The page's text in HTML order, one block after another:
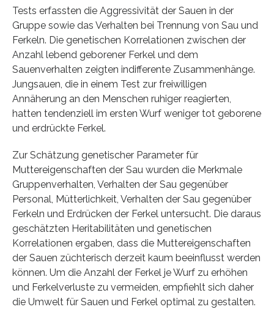
Tests erfassten die Aggressivität der Sauen in der
Gruppe sowie das Verhalten bei Trennung von Sau und
Ferkeln. Die genetischen Korrelationen zwischen der
Anzahl lebend geborener Ferkel und dem
Sauenverhalten zeigten indifferente Zusammenhänge.
Jungsauen, die in einem Test zur freiwilligen
Annäherung an den Menschen ruhiger reagierten,
hatten tendenziell im ersten Wurf weniger tot geborene
und erdrückte Ferkel.
Zur Schätzung genetischer Parameter für
Muttereigenschaften der Sau wurden die Merkmale
Gruppenverhalten, Verhalten der Sau gegenüber
Personal, Mütterlichkeit, Verhalten der Sau gegenüber
Ferkeln und Erdrücken der Ferkel untersucht. Die daraus
geschätzten Heritabilitäten und genetischen
Korrelationen ergaben, dass die Muttereigenschaften
der Sauen züchterisch derzeit kaum beeinflusst werden
können. Um die Anzahl der Ferkel je Wurf zu erhöhen
und Ferkelverluste zu vermeiden, empfiehlt sich daher
die Umwelt für Sauen und Ferkel optimal zu gestalten.